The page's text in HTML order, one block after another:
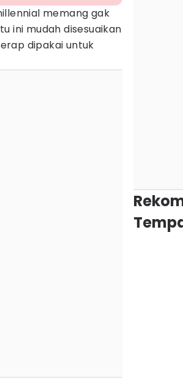
memang gak
ini mudah disesuaikan
dipakai untuk